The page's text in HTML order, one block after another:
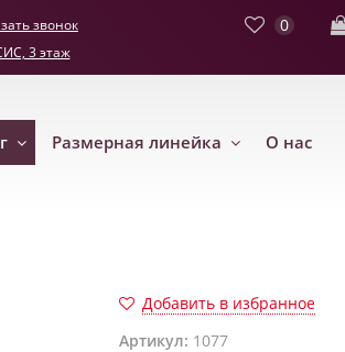
звонок 0
3 этаж
Размерная линейка О нас
Добавить в избранное
Артикул: 1077